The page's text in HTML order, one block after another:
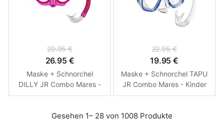
29.95 €
26.95 €
Maske + Schnorchel
DILLY JR Combo Mares -
Kinder Růžová
22.95 €
19.95 €
Maske + Schnorchel TAPU
JR Combo Mares - Kinder
Modrá - Bílá
Gesehen 1– 28 von 1008 Produkte